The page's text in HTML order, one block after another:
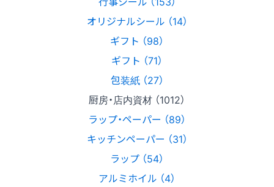
オリジナルシール （14）
ギフト （98）
ギフト （71）
包装紙 （27）
厨房・店内資材 （1012）
ラップ・ペーパー （89）
キッチンペーパー （31）
ラップ （54）
アルミホイル （4）